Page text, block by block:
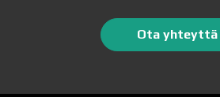
Ota yhteyttä